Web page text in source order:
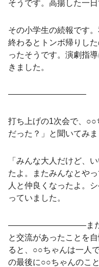
そうです。高揚した一日
その小学生の続報です
終わるとトンボ帰りし
ったそうです。演劇指
きました。
—————————–
打ち上げの1次会で、○○
だった？」と聞いてみま
「みんな大人だけど、
たよ。またみんなとや
人と仲良くなったよ。
っていました。
—————————–またま
と交流があったことを
ると、○○ちゃんは一人
の最後に○○ちゃんのこ